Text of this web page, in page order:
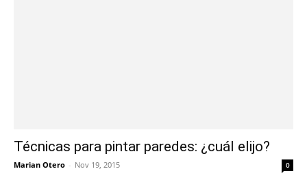
Técnicas para pintar paredes: ¿cuál elijo?
Marian Otero - Nov 19, 2015 0